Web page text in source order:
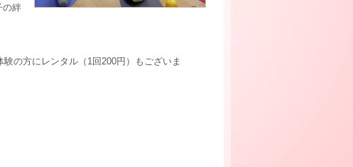
の絆
にレンタル（1回200円）もございま